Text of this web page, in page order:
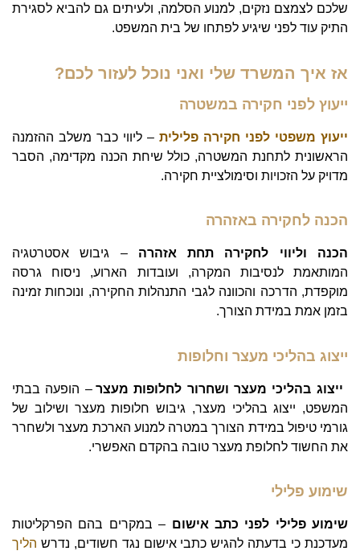
שלכם לצמצם נזקים, למנוע הסלמה, ולעיתים גם להביא לסגירת
התיק עוד לפני שיגיע לפתחו של בית המשפט.
אז איך המשרד שלי ואני נוכל לעזור לכם?
ייעוץ לפני חקירה במשטרה
ייעוץ משפטי לפני חקירה פלילית – ליווי כבר משלב ההזמנה
הראשונית לתחנת המשטרה, כולל שיחת הכנה מקדימה, הסבר
מדויק על הזכויות וסימולציית חקירה.
הכנה לחקירה באזהרה
הכנה וליווי לחקירה תחת אזהרה – גיבוש אסטרטגיה
המותאמת לנסיבות המקרה, ועובדות הארוע, ניסוח גרסה
מוקפדת, הדרכה והכוונה לגבי התנהלות החקירה, ונוכחות זמינה
בזמן אמת במידת הצורך.
ייצוג בהליכי מעצר וחלופות
ייצוג בהליכי מעצר ושחרור לחלופות מעצר – הופעה בבתי
המשפט, ייצוג בהליכי מעצר, גיבוש חלופות מעצר ושילוב של
גורמי טיפול במידת הצורך במטרה למנוע הארכת מעצר ולשחרר
את החשוד לחלופת מעצר טובה בהקדם האפשרי.
שימוע פלילי
שימוע פלילי לפני כתב אישום – במקרים בהם הפרקליטות
מעדכנת כי בדעתה להגיש כתבי אישום נגד חשודים, נדרש הליך